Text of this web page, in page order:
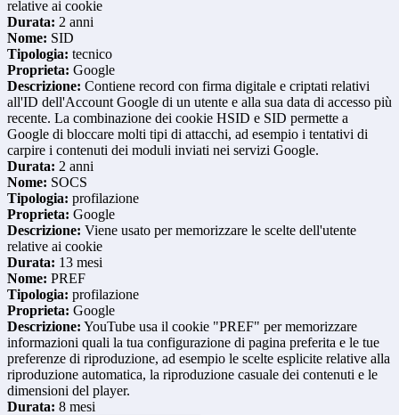
relative ai cookie
Durata: 2 anni
Nome: SID
Tipologia: tecnico
Proprieta: Google
Descrizione: Contiene record con firma digitale e criptati relativi
all'ID dell'Account Google di un utente e alla sua data di accesso più
recente. La combinazione dei cookie HSID e SID permette a
Google di bloccare molti tipi di attacchi, ad esempio i tentativi di
carpire i contenuti dei moduli inviati nei servizi Google.
Durata: 2 anni
Nome: SOCS
Tipologia: profilazione
Proprieta: Google
Descrizione: Viene usato per memorizzare le scelte dell'utente
relative ai cookie
Durata: 13 mesi
Nome: PREF
Tipologia: profilazione
Proprieta: Google
Descrizione: YouTube usa il cookie "PREF" per memorizzare
informazioni quali la tua configurazione di pagina preferita e le tue
preferenze di riproduzione, ad esempio le scelte esplicite relative alla
riproduzione automatica, la riproduzione casuale dei contenuti e le
dimensioni del player.
Durata: 8 mesi